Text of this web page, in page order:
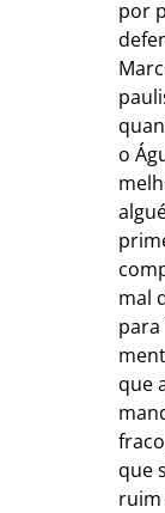
por
o
mal
que
que
ruim